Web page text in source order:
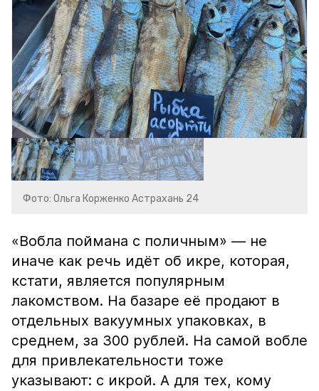
Фото: Ольга Корженко Астрахань 24
«Вобла поймана с поличным» — не
иначе как речь идёт об икре, которая,
кстати, является популярным
лакомством. На базаре её продают в
отдельных вакуумных упаковках, в
среднем, за 300 рублей. На самой вобле
для привлекательности тоже
указывают: с икрой. А для тех, кому